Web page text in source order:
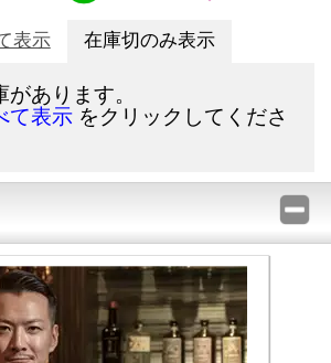
表示 在庫切のみ表示
あります。
て表示 をクリックしてくださ